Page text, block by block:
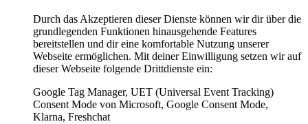
Durch das Akzeptieren dieser Dienste können wir dir über die
grundlegenden Funktionen hinausgehende Features
bereitstellen und dir eine komfortable Nutzung unserer
Webseite ermöglichen. Mit deiner Einwilligung setzen wir auf
dieser Webseite folgende Drittdienste ein:
Google Tag Manager, UET (Universal Event Tracking)
Consent Mode von Microsoft, Google Consent Mode,
Klarna, Freshchat